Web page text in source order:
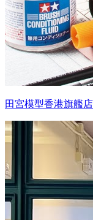
田宮模型香港旗艦店